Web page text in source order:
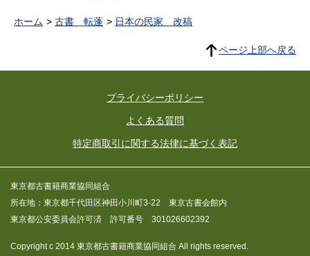
ホーム 古書 転蓬 日本の民家 改稿
ページ上部へ戻る
プライバシーポリシー
よくある質問
特定商取引に関する法律に基づく表記
東京都古書籍商業協同組合
所在地：東京都千代田区神田小川町3-22 東京古書会館内
東京都公安委員会許可済 許可番号 301026602392
Copyright c 2014 東京都古書籍商業協同組合 All rights reserved.